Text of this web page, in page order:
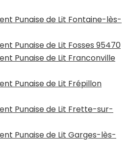
Punaise de Lit Fontaine-lès-
Punaise de Lit Fosses 95470
Punaise de Lit Franconville
Punaise de Lit Frépillon
Punaise de Lit Frette-sur-
Punaise de Lit Garges-lès-